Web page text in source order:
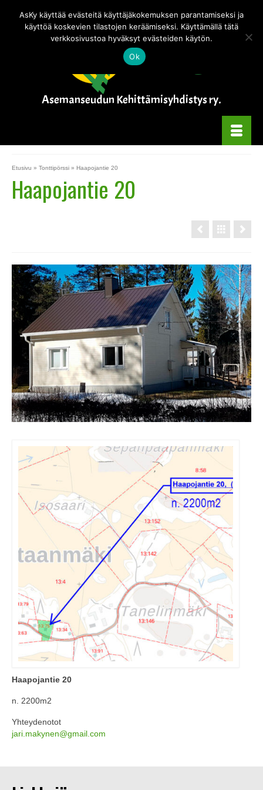
Tämä verkkokauppa on testitilassa — tilauksia ei käsitellä.
Piilota tämä
ilmoitus
Asemanseudun Kehittämisyhdistys ry.
Etusivu » Tonttipörssi » Haapojantie 20
Haapojantie 20
Haapojantie 20
n. 2200m2
Yhteydenotot
jari.makynen@gmail.com
AsKy käyttää evästeitä käyttäjäkokemuksen parantamiseksi ja
käyttöä koskevien tilastojen keräämiseksi. Käyttämällä tätä
verkkosivustoa hyväksyt evästeiden käytön.
Ok